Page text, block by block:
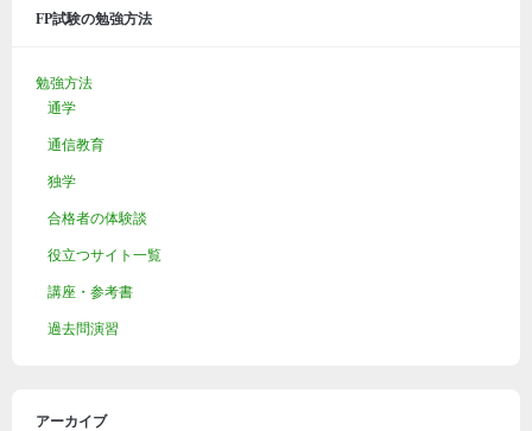
FP試験の勉強方法
勉強方法
通学
通信教育
独学
合格者の体験談
役立つサイト一覧
講座・参考書
過去問演習
アーカイブ